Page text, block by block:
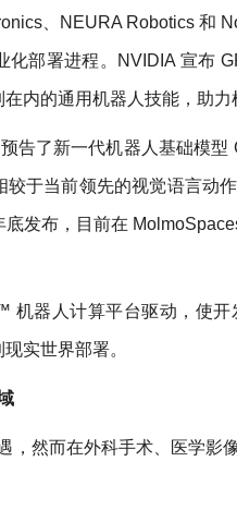
、NEURA Robotics 和
化部署进程。NVIDIA 宣布
内的通用机器人技能，助力
告了新一代机器人基础模型
于当前领先的视觉语言动
发布，目前在
机器人计算平台驱动，使
实世界部署。
，然而在外科手术、医学影